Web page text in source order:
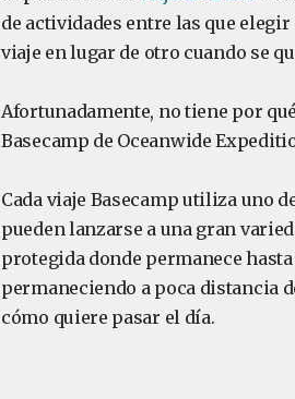
de actividades entre las que
viaje en lugar de otro cuando se
Afortunadamente, no tiene por
Basecamp de Oceanwide
Cada viaje Basecamp utiliza uno
pueden lanzarse a una gran
protegida donde permanece
permaneciendo a poca distancia
cómo quiere pasar el día.